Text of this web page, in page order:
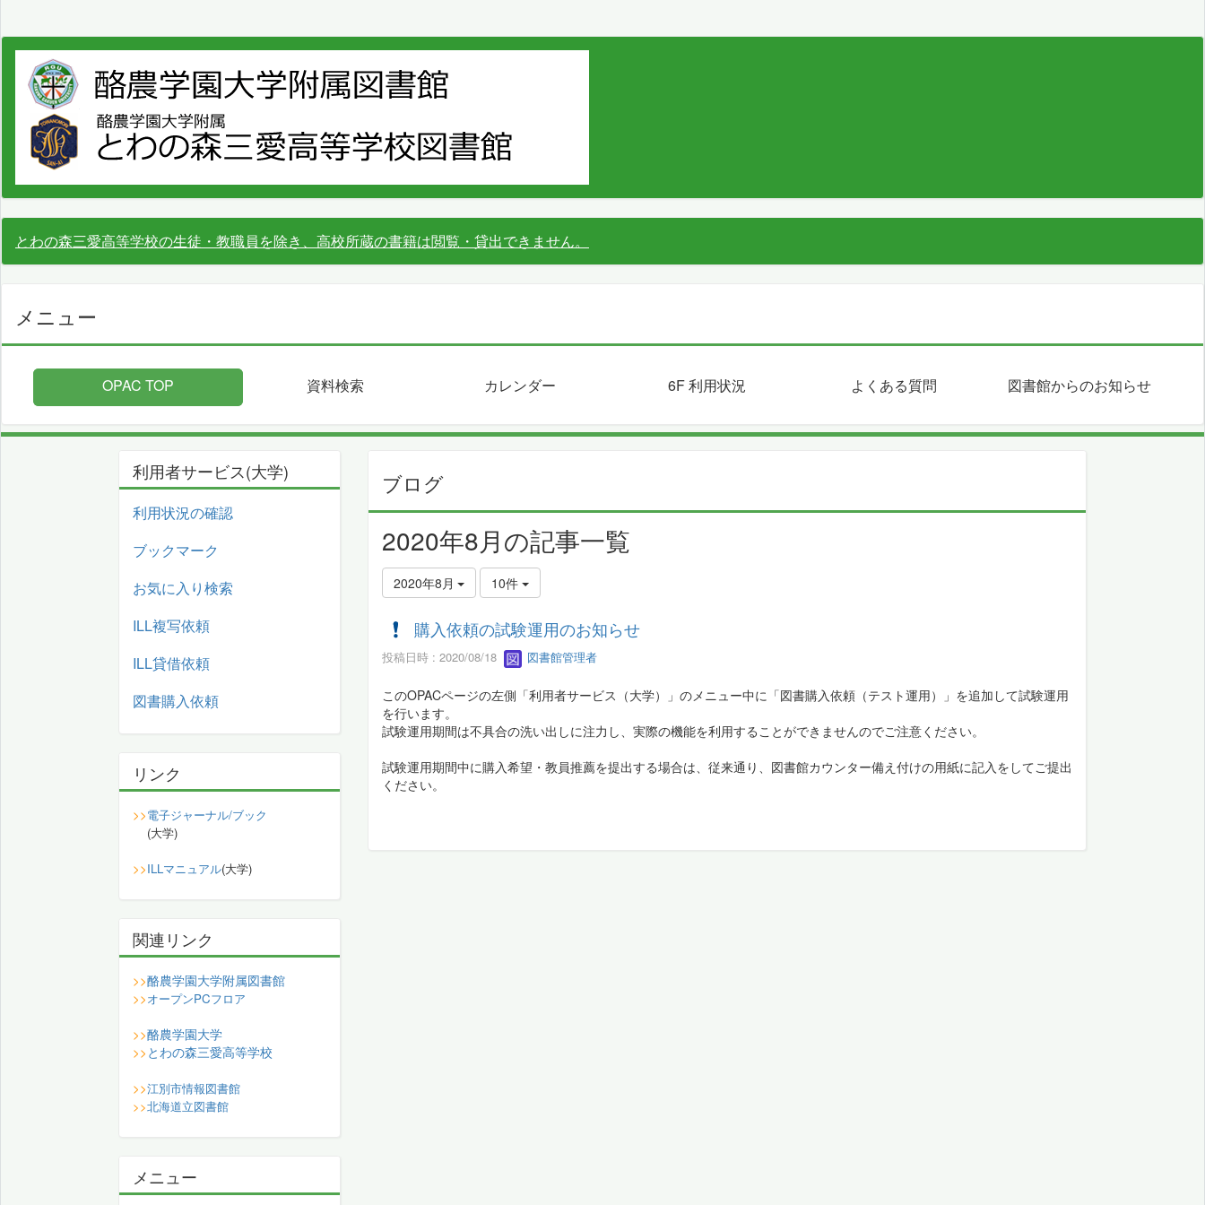
とわの森三愛高等学校の生徒・教職員を除き、高校所蔵の書籍は閲覧・貸出できません。
メニュー
OPAC TOP 資料検索 カレンダー 6F 利用状況 よくある質問 図書館からのお知らせ
ブログ
2020年8月の記事一覧
2020年8月 10件
購入依頼の試験運用のお知らせ
投稿日時 : 2020/08/18 図書館管理者
このOPACページの左側「利用者サービス（大学）」のメニュー中に「図書購入依頼（テスト運用）」を追加して試験運用
を行います。
試験運用期間は不具合の洗い出しに注力し、実際の機能を利用することができませんのでご注意ください。
試験運用期間中に購入希望・教員推薦を提出する場合は、従来通り、図書館カウンター備え付けの用紙に記入をしてご提出
ください。
利用者サービス(大学)
利用状況の確認
ブックマーク
お気に入り検索
ILL複写依頼
ILL貸借依頼
図書購入依頼
リンク
>>電子ジャーナル/ブック
(大学)
>>ILLマニュアル(大学)
関連リンク
>>酪農学園大学附属図書館
>>オープンPCフロア
>>酪農学園大学
>> とわの森三愛高等学校
>>江別市情報図書館
>>北海道立図書館
メニュー